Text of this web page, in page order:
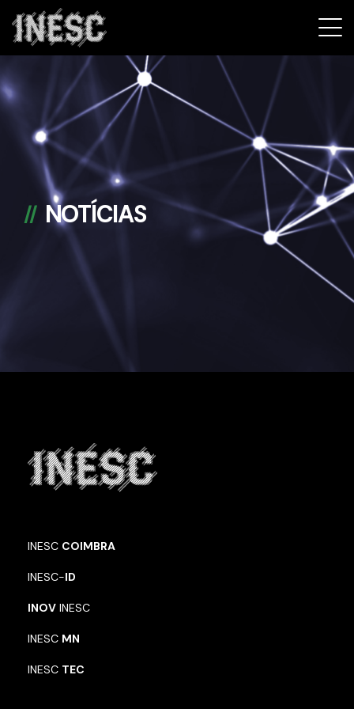
INESC
NOTÍCIAS
INESC COIMBRA
INESC-ID
INOV INESC
INESC MN
INESC TEC